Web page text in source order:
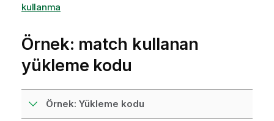
kullanma
Örnek: match kullanan
yükleme kodu
Örnek: Yükleme kodu